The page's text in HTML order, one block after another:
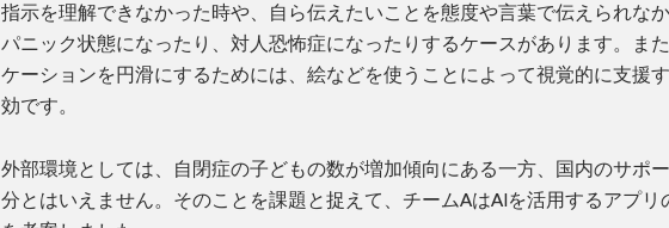
指示を理解できなかった時や、自ら伝えたいことを態度や言葉で伝えられなか
パニック状態になったり、対人恐怖症になったりするケースがあります。ま
ケーションを円滑にするためには、絵などを使うことによって視覚的に支援
効です。
外部環境としては、自閉症の子どもの数が増加傾向にある一方、国内のサポ
分とはいえません。そのことを課題と捉えて、チームAはAIを活用するアプリ